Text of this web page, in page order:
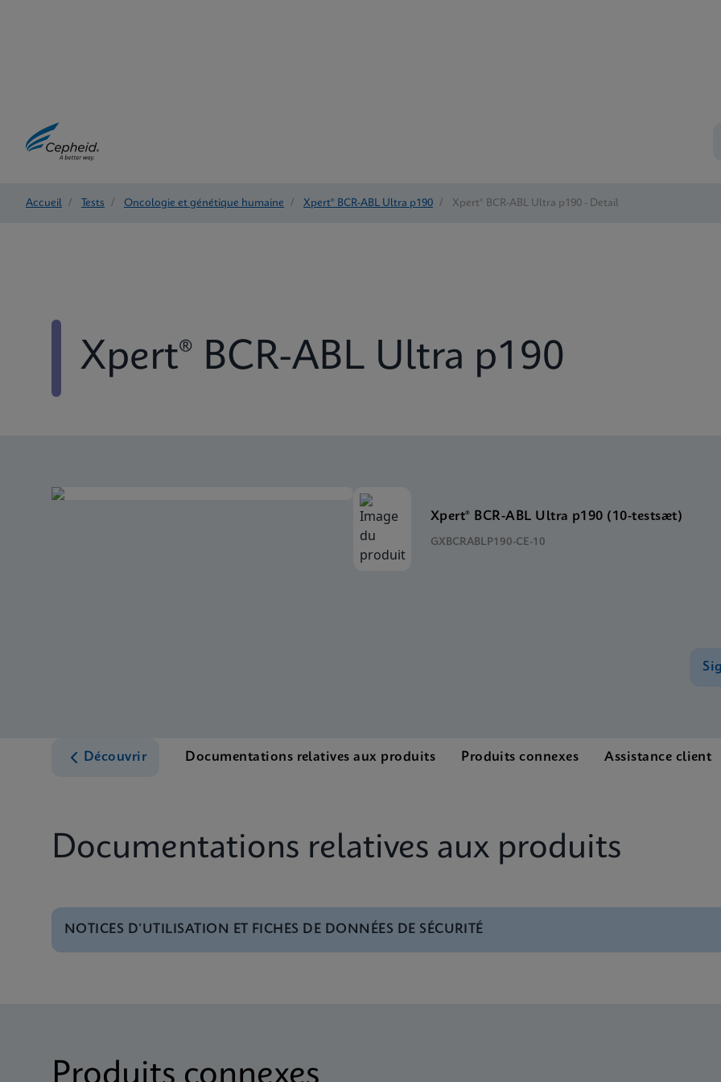
Accueil / Tests / Oncologie et génétique humaine / Xpert® BCR-ABL Ultra p190 / Xpert® BCR-ABL Ultra p190 - Detail
Xpert® BCR-ABL Ultra p190
Xpert® BCR-ABL Ultra p190 (10-testsæt)
GXBCRABLP190-CE-10
Découvrir Documentations relatives aux produits Produits connexes Assistance client
Documentations relatives aux produits
NOTICES D’UTILISATION ET FICHES DE DONNÉES DE SÉCURITÉ